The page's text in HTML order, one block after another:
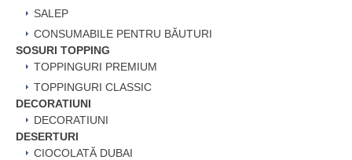
SALEP
CONSUMABILE PENTRU BĂUTURI
SOSURI TOPPING
TOPPINGURI PREMIUM
TOPPINGURI CLASSIC
DECORATIUNI
DECORATIUNI
DESERTURI
CIOCOLATĂ DUBAI